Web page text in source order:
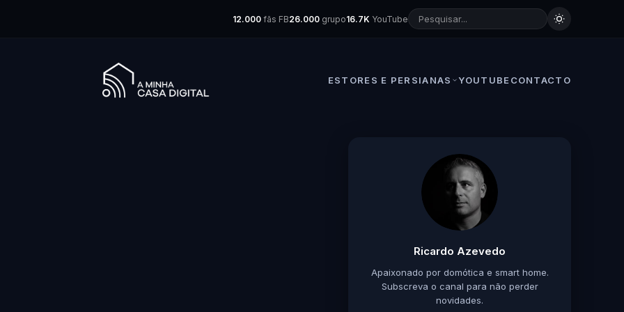
12.000 fãs FB26.000 grupo16.7K YouTube
ESTORES E PERSIANAS YOUTUBE CONTACTO
Ricardo Azevedo
Apaixonado por domótica e smart home.
Subscreva o canal para não perder
novidades.